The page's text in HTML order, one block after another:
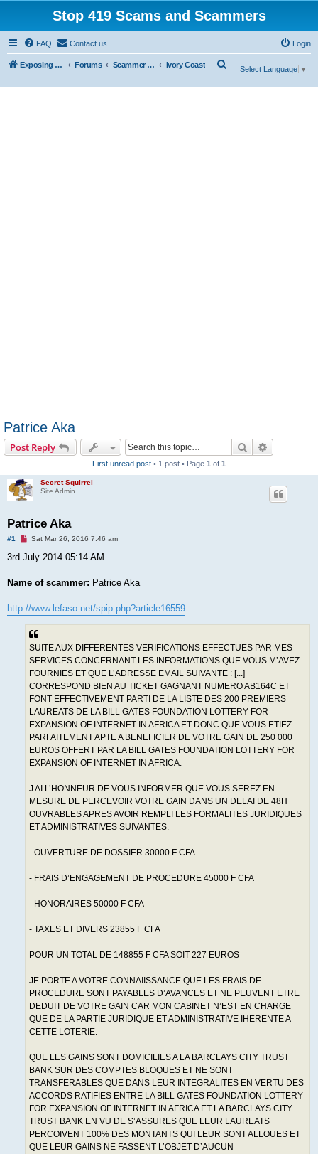
Stop 419 Scams and Scammers
FAQ Contact us Login
Exposing 419 Scams & Scammers Forums Scammer Database Ivory Coast
Select Language ▼
Patrice Aka
Post Reply Search
First unread post • 1 post • Page 1 of 1
Secret Squirrel
Site Admin
Patrice Aka
#1
U
r
d
s
t
Sat Mar 26, 2016 7:46 am
3rd July 2014 05:14 AM
Name of scammer: Patrice Aka
http://www.lefaso.net/spip.php?article16559
SUITE AUX DIFFERENTES VERIFICATIONS EFFECTUES PAR MES
SERVICES CONCERNANT LES INFORMATIONS QUE VOUS M’AVEZ
FOURNIES ET QUE L’ADRESSE EMAIL SUIVANTE : [...]
CORRESPOND BIEN AU TICKET GAGNANT NUMERO AB164C ET
FONT EFFECTIVEMENT PARTI DE LA LISTE DES 200 PREMIERS
LAUREATS DE LA BILL GATES FOUNDATION LOTTERY FOR
EXPANSION OF INTERNET IN AFRICA ET DONC QUE VOUS ETIEZ
PARFAITEMENT APTE A BENEFICIER DE VOTRE GAIN DE 250 000
EUROS OFFERT PAR LA BILL GATES FOUNDATION LOTTERY FOR
EXPANSION OF INTERNET IN AFRICA.
J AI L’HONNEUR DE VOUS INFORMER QUE VOUS SEREZ EN
MESURE DE PERCEVOIR VOTRE GAIN DANS UN DELAI DE 48H
OUVRABLES APRES AVOIR REMPLI LES FORMALITES JURIDIQUES
ET ADMINISTRATIVES SUIVANTES.
- OUVERTURE DE DOSSIER 30000 F CFA
- FRAIS D’ENGAGEMENT DE PROCEDURE 45000 F CFA
- HONORAIRES 50000 F CFA
- TAXES ET DIVERS 23855 F CFA
POUR UN TOTAL DE 148855 F CFA SOIT 227 EUROS
JE PORTE A VOTRE CONNAIISSANCE QUE LES FRAIS DE
PROCEDURE SONT PAYABLES D’AVANCES ET NE PEUVENT ETRE
DEDUIT DE VOTRE GAIN CAR MON CABINET N’EST EN CHARGE
QUE DE LA PARTIE JURIDIQUE ET ADMINISTRATIVE IHERENTE A
CETTE LOTERIE.
QUE LES GAINS SONT DOMICILIES A LA BARCLAYS CITY TRUST
BANK SUR DES COMPTES BLOQUES ET NE SONT
TRANSFERABLES QUE DANS LEUR INTEGRALITES EN VERTU DES
ACCORDS RATIFIES ENTRE LA BILL GATES FOUNDATION LOTTERY
FOR EXPANSION OF INTERNET IN AFRICA ET LA BARCLAYS CITY
TRUST BANK EN VU DE S’ASSURES QUE LEUR LAUREATS
PERCOIVENT 100% DES MONTANTS QUI LEUR SONT ALLOUES ET
QUE LEUR GAINS NE FASSENT L’OBJET D’AUCUN